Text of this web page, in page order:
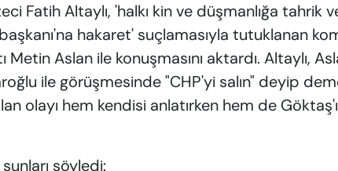
Fatih Altaylı, 'halkı kin ve düşmanlığa tahrik
hakaret' suçlamasıyla tutuklanan
Metin Aslan ile konuşmasını aktardı. Altaylı,
ile görüşmesinde "CHP'yi salın" deyip
olayı hem kendisi anlatırken hem de
söyledi: